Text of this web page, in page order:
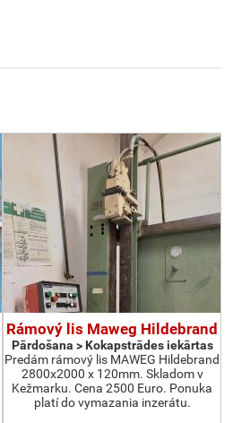
Rámový lis Maweg Hildebrand
Pārdošana > Kokapstrādes iekārtas
Predám rámový lis MAWEG Hildebrand
2800x2000 x 120mm. Skladom v
Kežmarku. Cena 2500 Euro. Ponuka
platí do vymazania inzerátu.